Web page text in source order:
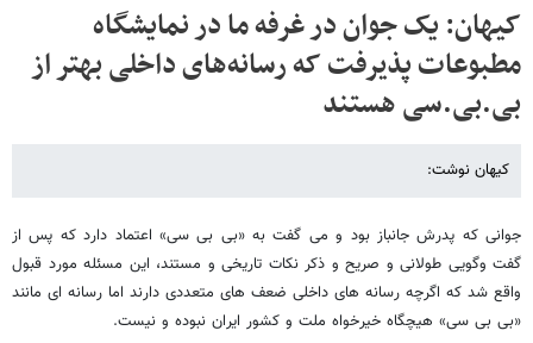
کیهان: یک جوان در غرفه ما در نمایشگاه
مطبوعات پذیرفت که رسانه‌های داخلی بهتر از
بی.بی.سی هستند
کیهان نوشت:
جوانی که پدرش جانباز بود و می گفت به «بی بی سی» اعتماد دارد که پس از
گفت وگویی طولانی و صریح و ذکر نکات تاریخی و مستند، این مسئله مورد قبول
واقع شد که اگرچه رسانه های داخلی ضعف های متعددی دارند اما رسانه ای مانند
«بی بی سی» هیچگاه خیرخواه ملت و کشور ایران نبوده و نیست.